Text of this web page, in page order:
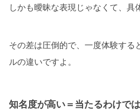
しかも曖昧な表現じゃなくて、具
その差は圧倒的で、一度体験する
ルの違いですよ。
知名度が高い＝当たるわけで